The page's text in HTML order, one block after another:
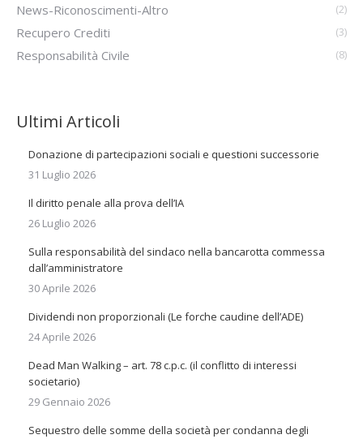
News-Riconoscimenti-Altro (2)
Recupero Crediti (3)
Responsabilità Civile (8)
Ultimi Articoli
Donazione di partecipazioni sociali e questioni successorie
31 Luglio 2026
Il diritto penale alla prova dell’IA
26 Luglio 2026
Sulla responsabilità del sindaco nella bancarotta commessa
dall’amministratore
30 Aprile 2026
Dividendi non proporzionali (Le forche caudine dell’ADE)
24 Aprile 2026
Dead Man Walking – art. 78 c.p.c. (il conflitto di interessi
societario)
29 Gennaio 2026
Sequestro delle somme della società per condanna degli